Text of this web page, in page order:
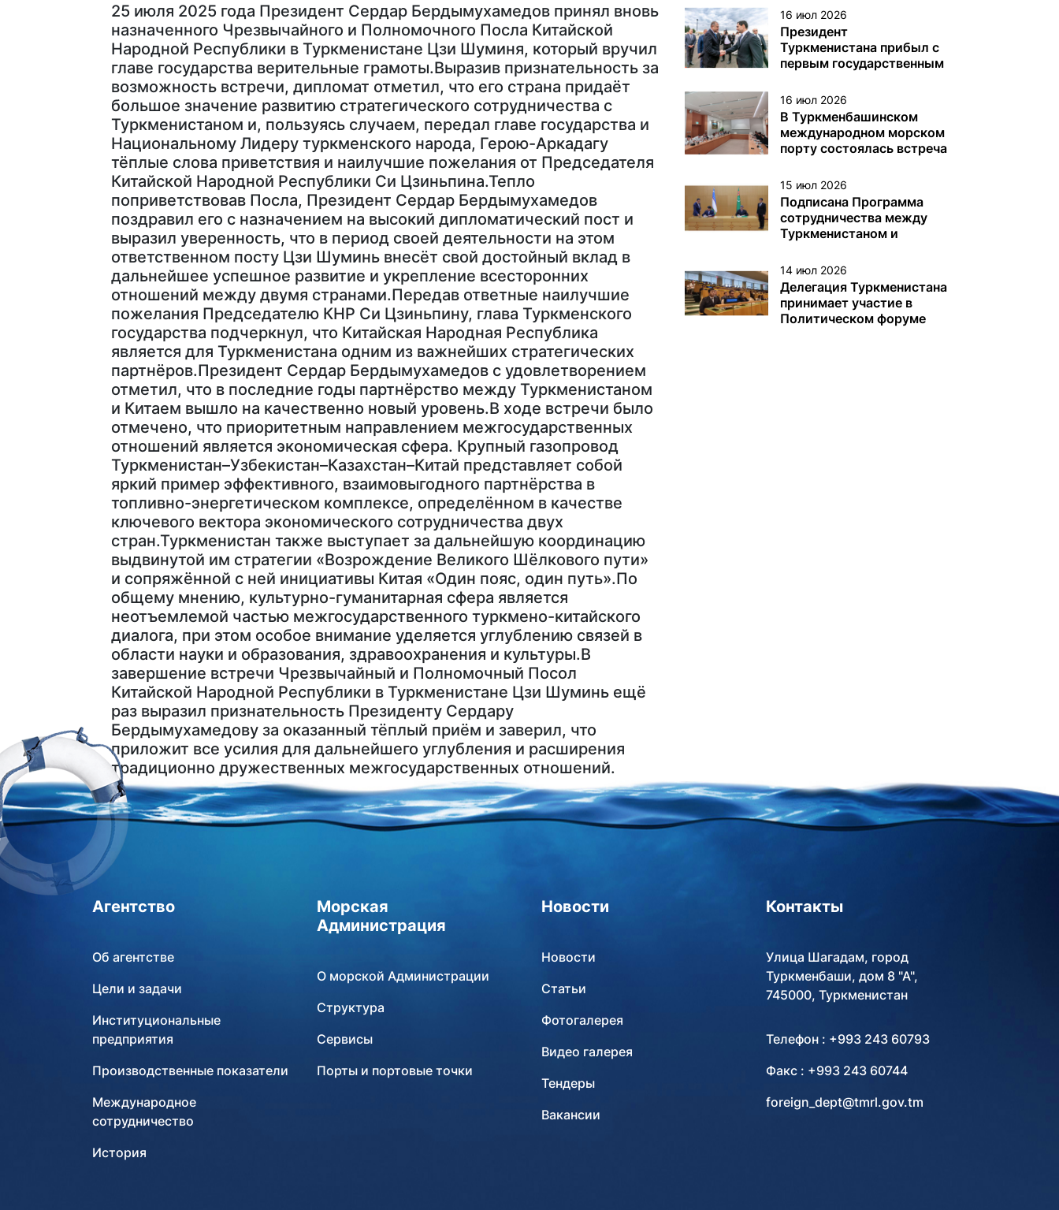
25 июля 2025 года Президент Сердар Бердымухамедов принял вновь
назначенного Чрезвычайного и Полномочного Посла Китайской
Народной Республики в Туркменистане Цзи Шуминя, который вручил
главе государства верительные грамоты.Выразив признательность за
возможность встречи, дипломат отметил, что его страна придаёт
большое значение развитию стратегического сотрудничества с
Туркменистаном и, пользуясь случаем, передал главе государства и
Национальному Лидеру туркменского народа, Герою-Аркадагу
тёплые слова приветствия и наилучшие пожелания от Председателя
Китайской Народной Республики Си Цзиньпина.Тепло
поприветствовав Посла, Президент Сердар Бердымухамедов
поздравил его с назначением на высокий дипломатический пост и
выразил уверенность, что в период своей деятельности на этом
ответственном посту Цзи Шуминь внесёт свой достойный вклад в
дальнейшее успешное развитие и укрепление всесторонних
отношений между двумя странами.Передав ответные наилучшие
пожелания Председателю КНР Си Цзиньпину, глава Туркменского
государства подчеркнул, что Китайская Народная Республика
является для Туркменистана одним из важнейших стратегических
партнёров.Президент Сердар Бердымухамедов с удовлетворением
отметил, что в последние годы партнёрство между Туркменистаном
и Китаем вышло на качественно новый уровень.В ходе встречи было
отмечено, что приоритетным направлением межгосударственных
отношений является экономическая сфера. Крупный газопровод
Туркменистан–Узбекистан–Казахстан–Китай представляет собой
яркий пример эффективного, взаимовыгодного партнёрства в
топливно-энергетическом комплексе, определённом в качестве
ключевого вектора экономического сотрудничества двух
стран.Туркменистан также выступает за дальнейшую координацию
выдвинутой им стратегии «Возрождение Великого Шёлкового пути»
и сопряжённой с ней инициативы Китая «Один пояс, один путь».По
общему мнению, культурно-гуманитарная сфера является
неотъемлемой частью межгосударственного туркмено-китайского
диалога, при этом особое внимание уделяется углублению связей в
области науки и образования, здравоохранения и культуры.В
завершение встречи Чрезвычайный и Полномочный Посол
Китайской Народной Республики в Туркменистане Цзи Шуминь ещё
раз выразил признательность Президенту Сердару
Бердымухамедову за оказанный тёплый приём и заверил, что
приложит все усилия для дальнейшего углубления и расширения
традиционно дружественных межгосударственных отношений.
16 июл 2026
Президент
Туркменистана прибыл с
первым государственным
16 июл 2026
В Туркменбашинском
международном морском
порту состоялась встреча
15 июл 2026
Подписана Программа
сотрудничества между
Туркменистаном и
14 июл 2026
Делегация Туркменистана
принимает участие в
Политическом форуме
Агентство
Об агентстве
Цели и задачи
Институциональные
предприятия
Производственные показатели
Международное
сотрудничество
История
Морская
Администрация
О морской Администрации
Структура
Сервисы
Порты и портовые точки
Новости
Новости
Статьи
Фотогалерея
Видео галерея
Тендеры
Вакансии
Контакты
Улица Шагадам, город
Туркменбаши, дом 8 "А",
745000, Туркменистан
Телефон : +993 243 60793
Факс : +993 243 60744
foreign_dept@tmrl.gov.tm